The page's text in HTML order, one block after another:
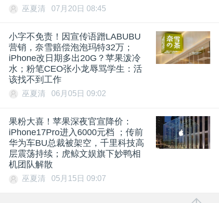
巫夏清 07月20日 08:45
小字不免责！因宣传语蹭LABUBU
营销，奈雪赔偿泡泡玛特32万；
iPhone改日期多出20G？苹果泼冷
水；粉笔CEO张小龙辱骂学生：活
该找不到工作
巫夏清 06月05日 09:02
果粉大喜！苹果深夜官宣降价：
iPhone17Pro进入6000元档 ；传前
华为车BU总裁被架空，千里科技高
层震荡持续；虎鲸文娱旗下妙鸭相
机团队解散
巫夏清 05月15日 09:07